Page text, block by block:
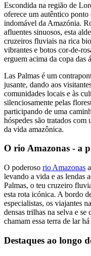
Escondida na região de
oferece um autêntico
indomável da Amazónia.
afluentes sinuosos, esta
cruzeiros fluviais na rica
vibrantes e botos cor-de-
erguem acima da copa das
Las Palmas é um
jusante, dando aos
comunidades locais e às
silenciosamente pelas
participando de uma
hóspedes são tratados
da vida amazônica.
O rio Amazonas - a
O poderoso rio Amazonas
levando a vida e as lendas
Palmas, o teu cruzeiro
esta rota icónica. A bordo
especialistas, os viajantes
densas trilhas na selva e
chamam essa terra de lar há
Destaques ao longo